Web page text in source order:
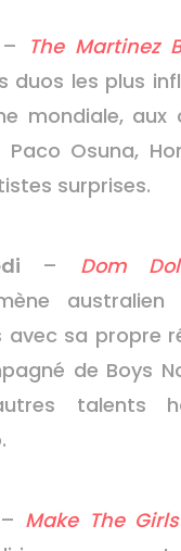
– The Martinez
duos les plus
mondiale, aux
Paco Osuna,
surprises.
– Dom
avec sa propre
de Boys
talents
– Make The